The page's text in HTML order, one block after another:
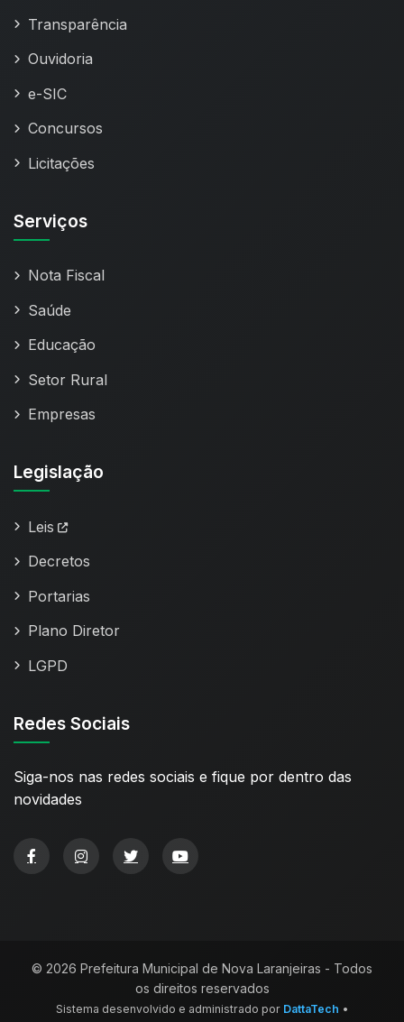
Transparência
Ouvidoria
e-SIC
Concursos
Licitações
Serviços
Nota Fiscal
Saúde
Educação
Setor Rural
Empresas
Legislação
Leis
Decretos
Portarias
Plano Diretor
LGPD
Redes Sociais
Siga-nos nas redes sociais e fique por dentro das
novidades
© 2026 Prefeitura Municipal de Nova Laranjeiras - Todos
os direitos reservados
Sistema desenvolvido e administrado por DattaTech •